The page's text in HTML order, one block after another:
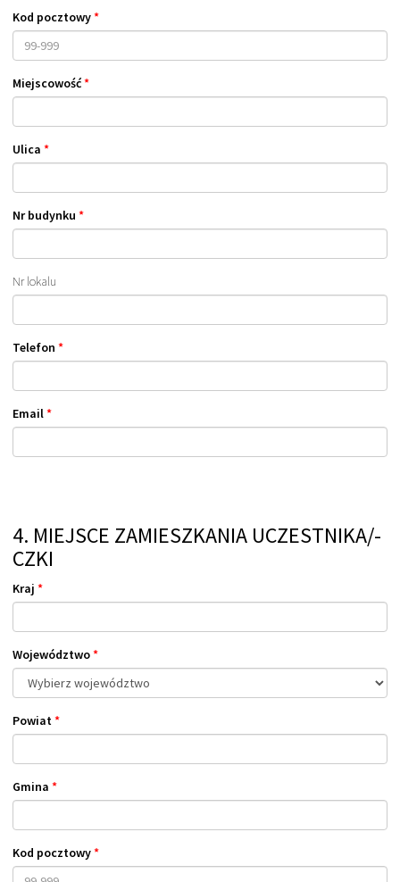
Kod pocztowy*
Miejscowość*
Ulica *
Nr budynku *
Nr lokalu
Telefon *
Email*
4. MIEJSCE ZAMIESZKANIA UCZESTNIKA/-
CZKI
Kraj *
Województwo*
Powiat*
Gmina *
Kod pocztowy*